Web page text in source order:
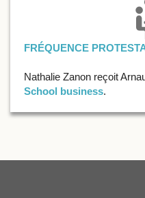
FRÉQUENCE
Nathalie Zanon reçoit
School business.